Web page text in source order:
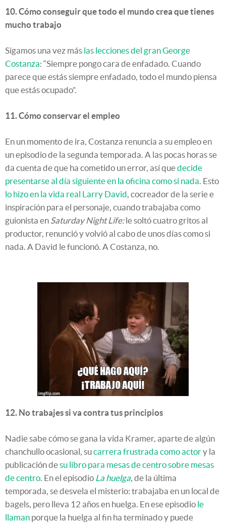
10. Cómo conseguir que todo el mundo crea que tienes
mucho trabajo
Sigamos una vez más las lecciones del gran George
Costanza: “Siempre pongo cara de enfadado. Cuando
parece que estás siempre enfadado, todo el mundo piensa
que estás ocupado”.
11. Cómo conservar el empleo
En un momento de ira, Costanza renuncia a su empleo en
un episodio de la segunda temporada. A las pocas horas se
da cuenta de que ha cometido un error, así quedecide
presentarse al día siguiente en la oficina como si nada. Esto
lo hizo en la vida real Larry David, cocreador de la serie e
inspiración para el personaje, cuando trabajaba como
guionista en Saturday Night Life:le soltó cuatro gritos al
productor, renunció y volvió al cabo de unos días como si
nada. A David le funcionó. A Costanza, no.
12. No trabajes si va contra tus principios
Nadie sabe cómo se gana la vida Kramer, aparte de algún
chanchullo ocasional, sucarrera frustrada como actory la
publicación desu libro para mesas de centro sobre mesas
de centro. En el episodio La huelga, de la última
temporada, se desvela el misterio: trabajaba en un local de
bagels, pero lleva 12 años en huelga. En ese episodio le
llaman porque la huelga al fin ha terminado y puede